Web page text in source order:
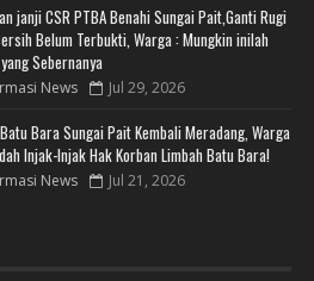
janji CSR PTBA Benahi Sungai Pait,Ganti Rugi
Belum Terbukti, Warga : Mungkin inilah
Sebernanya
News Jul 29, 2026
Bara Sungai Pait Kembali Meradang, Warga
Injak-Injak Hak Korban Limbah Batu Bara!
News Jul 21, 2026